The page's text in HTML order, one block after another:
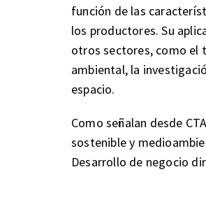
función de las
los productores. Su
otros sectores, como el
ambiental, la
espacio.
Como señalan desde
sostenible y
Desarrollo de negocio